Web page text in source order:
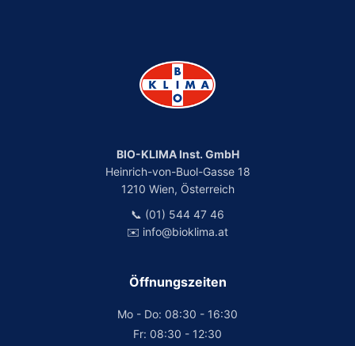
BIO-KLIMA Inst. GmbH
Heinrich-von-Buol-Gasse 18
1210 Wien, Österreich
📞 (01) 544 47 46
✉️ info@bioklima.at
Öffnungszeiten
Mo - Do: 08:30 - 16:30
Fr: 08:30 - 12:30